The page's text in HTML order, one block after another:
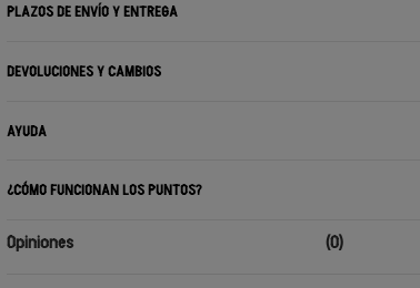
PLAZOS DE ENVÍO Y ENTREGA
DEVOLUCIONES Y CAMBIOS
AYUDA
¿CÓMO FUNCIONAN LOS PUNTOS?
Opiniones (0)